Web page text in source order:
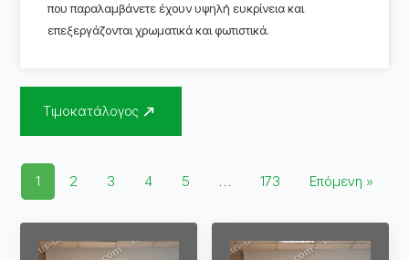
που παραλαμβάνετε έχουν υψηλή ευκρίνεια και
επεξεργάζονται χρωματικά και φωτιστικά.
Τιμοκατάλογος
1 2 3 4 5 … 173 Επόμενη »